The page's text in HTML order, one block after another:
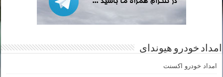
امداد خودرو هیوندای
امداد خودرو اکسنت